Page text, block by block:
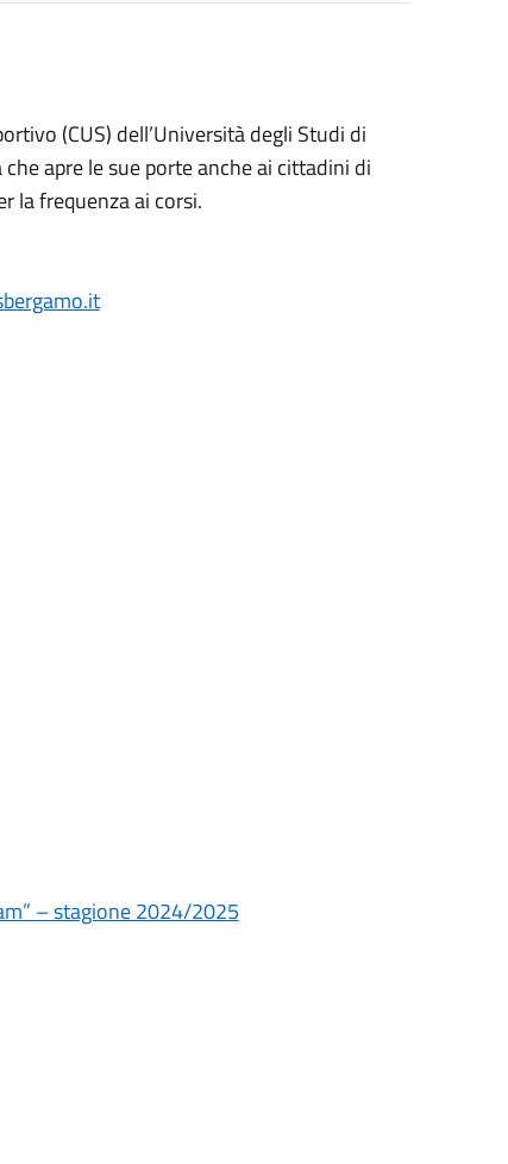
(CUS) dell’Università degli Studi di
apre le sue porte anche ai cittadini di
la frequenza ai corsi.
– stagione 2024/2025